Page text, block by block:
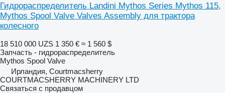
Гидрораспределитель Landini Mythos Series Mythos 115,
Mythos Spool Valve Valves Assembly для трактора
колесного
18 510 000 UZS 1 350 € ≈ 1 560 $
Запчасть - гидрораспределитель
Mythos Spool Valve
Ирландия, Courtmacsherry
COURTMACSHERRY MACHINERY LTD
Связаться с продавцом